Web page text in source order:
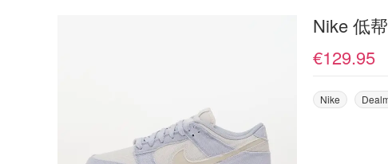
Nike 低
€129.95
Nike